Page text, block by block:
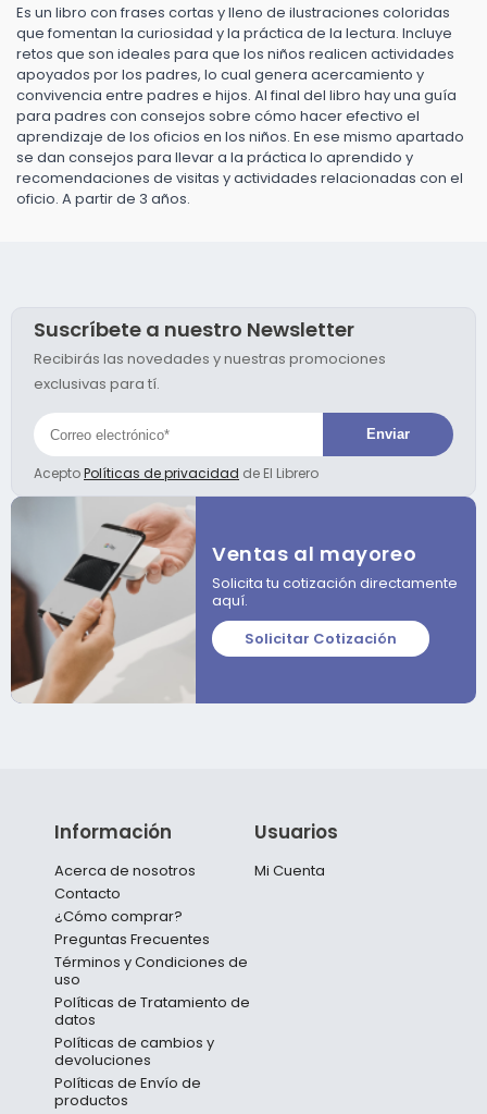
Es un libro con frases cortas y lleno de ilustraciones coloridas
que fomentan la curiosidad y la práctica de la lectura. Incluye
retos que son ideales para que los niños realicen actividades
apoyados por los padres, lo cual genera acercamiento y
convivencia entre padres e hijos. Al final del libro hay una guía
para padres con consejos sobre cómo hacer efectivo el
aprendizaje de los oficios en los niños. En ese mismo apartado
se dan consejos para llevar a la práctica lo aprendido y
recomendaciones de visitas y actividades relacionadas con el
oficio. A partir de 3 años.
Suscríbete a nuestro Newsletter
Recibirás las novedades y nuestras promociones
exclusivas para tí.
AceptoPolíticas de privacidad de El Librero
Ventas al mayoreo
Solicita tu cotización directamente
aquí.
Solicitar Cotización
Información
Acerca de nosotros
Contacto
¿Cómo comprar?
Preguntas Frecuentes
Términos y Condiciones de
uso
Políticas de Tratamiento de
datos
Políticas de cambios y
devoluciones
Políticas de Envío de
productos
Usuarios
Mi Cuenta